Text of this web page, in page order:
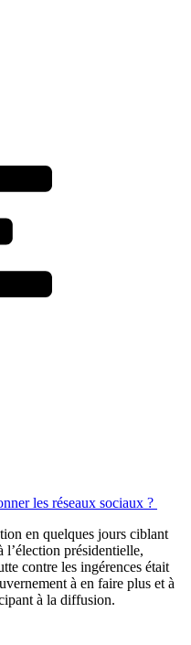
les réseaux sociaux ?
en quelques jours ciblant
l’élection présidentielle,
contre les ingérences était
à en faire plus et à
à la diffusion.